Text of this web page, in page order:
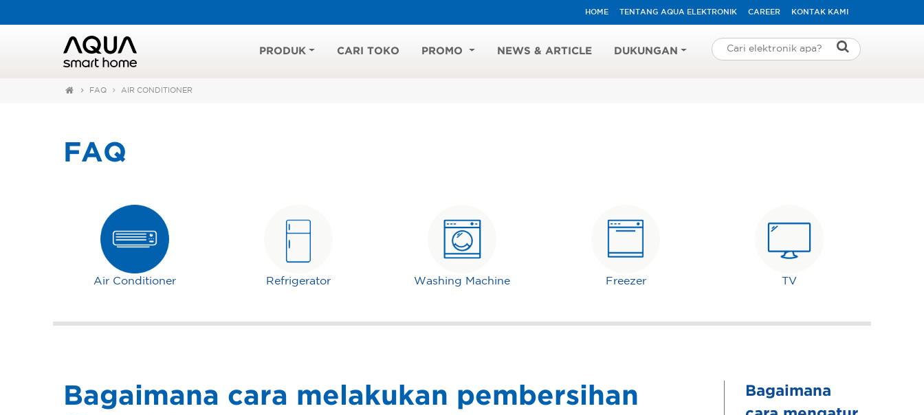
HOME TENTANG AQUA ELEKTRONIK CAREER KONTAK KAMI
PRODUK CARI TOKO PROMO NEWS & ARTICLE DUKUNGAN
FAQ AIR CONDITIONER
FAQ
Air Conditioner Refrigerator Washing Machine Freezer TV
Bagaimana cara melakukan pembersihan
Bagaimana